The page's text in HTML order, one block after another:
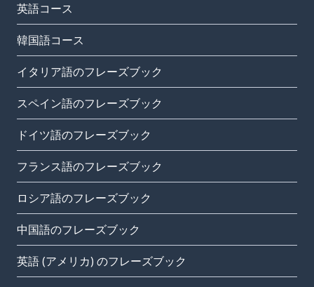
英語コース
韓国語コース
イタリア語のフレーズブック
スペイン語のフレーズブック
ドイツ語のフレーズブック
フランス語のフレーズブック
ロシア語のフレーズブック
中国語のフレーズブック
英語 (アメリカ) のフレーズブック